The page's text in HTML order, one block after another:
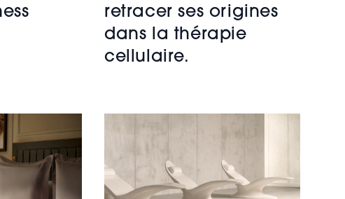
retracer ses origines
dans la thérapie
cellulaire.